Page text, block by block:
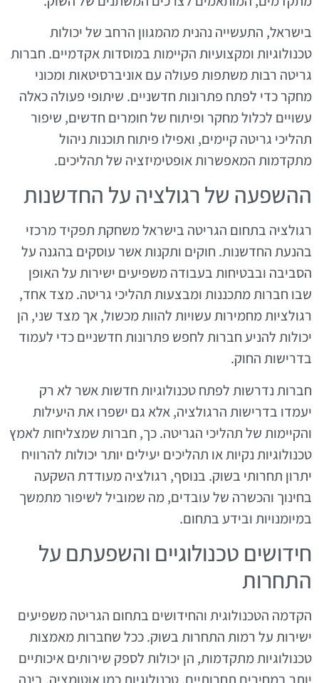
בישראל, התעשייה נהנית מהמגוון הרחב של יכולות
טכנולוגיות ומקצועיות הקיימות במוסדות אקדמיים. חברות
גריטה רבות משתפות פעולה עם אוניברסיטאות ומכוני
מחקר כדי לפתח פתרונות חדשניים. שיתופי פעולה כאלה
עשויים לכלול מחקר ופיתוח של חומרים חדשים, שיפור
תהליכי גריטה קיימים, ואפילו פיתוח תוכנות ניהול
מתקדמות המאפשרות אופטימיזציה של תהליכים.
ההשפעה של רגולציה על החדשנות
רגולציה בתחום הגריטה בישראל משחקת תפקיד מרכזי
בהנעת החדשנות. חוקים ותקנות אשר עוסקים בהגנה על
הסביבה ובבטיחות בעבודה משפיעים ישירות על האופן
שבו חברות מתכננות ומבצעות תהליכי גריטה. מצד אחד,
רגולציות מחמירות עשויות להוות מכשול, אך מצד שני, הן
יכולות להניע חברות לחפש פתרונות חדשניים כדי לעמוד
בדרישות החוק.
חברות נדרשות לפתח טכנולוגיות חדשות אשר לא רק
יעמדו בדרישות הרגולציה, אלא גם ישפרו את היעילות
והקיימות של תהליכי הגריטה. כך, חברות שמצליחות לאמץ
טכנולוגיות נקיות או תהליכים יעילים יותר יכולות להרוויח
יתרון תחרותי בשוק. בנוסף, רגולציה מעודדת השקעה
בחינוך והכשרה של עובדים, מה שמוביל לשיפור מתמשך
במיומנויות ובידע בתחום.
חידושים טכנולוגיים והשפעתם על
התחרות
הקדמה הטכנולוגית והחידושים בתחום הגריטה משפיעים
ישירות על רמות התחרות בשוק. ככל שחברות מאמצות
טכנולוגיות מתקדמות, הן יכולות לספק שירותים איכותיים